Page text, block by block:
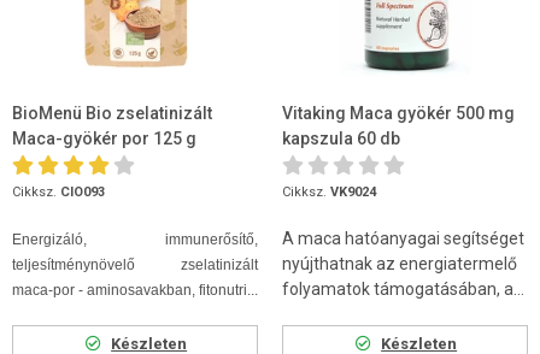
BioMenü Bio zselatinizált
Maca-gyökér por 125 g
Cikksz. CIO093
Energizáló, immunerősítő,
teljesítménynövelő zselatinizált
maca-por - aminosavakban, fitonutri...
Készleten
Vitaking Maca gyökér 500 mg
kapszula 60 db
Cikksz. VK9024
A maca hatóanyagai segítséget
nyújthatnak az energiatermelő
folyamatok támogatásában, a...
Készleten